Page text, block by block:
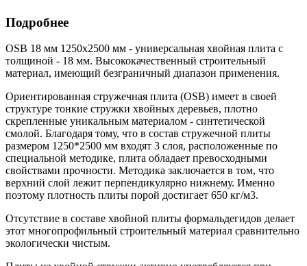
Подробнее
OSB 18 мм 1250х2500 мм - универсальная хвойная плита с
толщиной - 18 мм. Высококачественный строительный
материал, имеющий безграничный диапазон применения.
Ориентированная стружечная плита (OSB) имеет в своей
структуре тонкие стружки хвойных деревьев, плотно
скрепленные уникальным материалом - синтетической
смолой. Благодаря тому, что в состав стружечной плиты
размером 1250*2500 мм входят 3 слоя, расположенные по
специальной методике, плита обладает превосходными
свойствами прочности. Методика заключается в том, что
верхний слой лежит перпендикулярно нижнему. Именно
поэтому плотность плиты порой достигает 650 кг/м3.
Отсутствие в составе хвойной плиты формальдегидов делает
этот многопрофильный строительный материал сравнительно
экологически чистым.